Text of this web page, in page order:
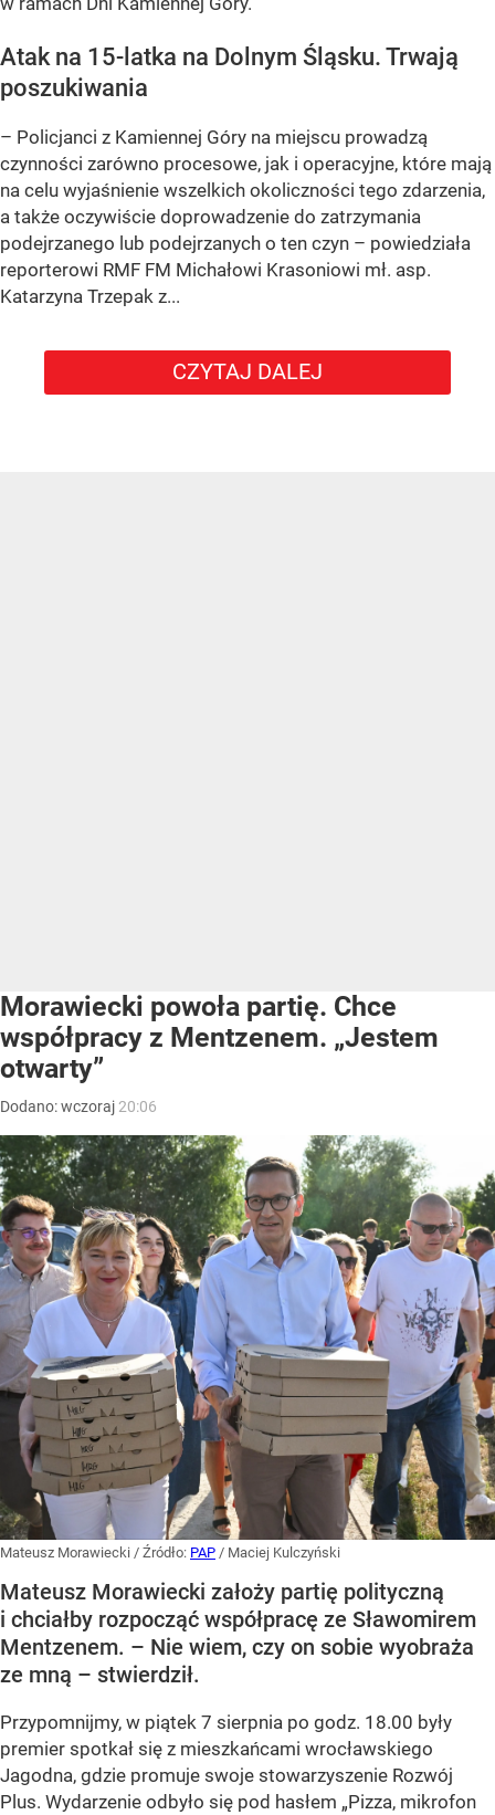
Atak na 15-latka na Dolnym Śląsku. Trwają
poszukiwania
– Policjanci z Kamiennej Góry na miejscu prowadzą
czynności zarówno procesowe, jak i operacyjne, które mają
na celu wyjaśnienie wszelkich okoliczności tego zdarzenia,
a także oczywiście doprowadzenie do zatrzymania
podejrzanego lub podejrzanych o ten czyn – powiedziała
reporterowi RMF FM Michałowi Krasoniowi mł. asp.
Katarzyna Trzepak z...
CZYTAJ DALEJ
Morawiecki powoła partię. Chce
współpracy z Mentzenem. „Jestem
otwarty”
Dodano:wczoraj 20:06
Mateusz Morawiecki / Źródło: PAP / Maciej Kulczyński
Mateusz Morawiecki założy partię polityczną
i chciałby rozpocząć współpracę ze Sławomirem
Mentzenem. – Nie wiem, czy on sobie wyobraża
ze mną – stwierdził.
Przypomnijmy, w piątek 7 sierpnia po godz. 18.00 były
premier spotkał się z mieszkańcami wrocławskiego
Jagodna, gdzie promuje swoje stowarzyszenie Rozwój
Plus. Wydarzenie odbyło się pod hasłem „Pizza, mikrofon